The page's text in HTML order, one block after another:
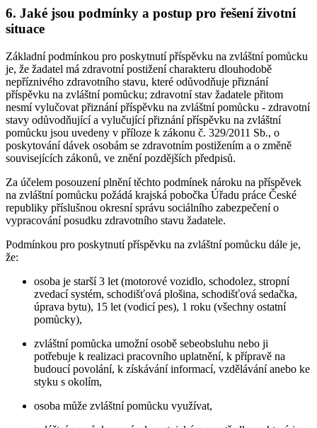
6. Jaké jsou podmínky a postup pro řešení životní
situace
Základní podmínkou pro poskytnutí příspěvku na zvláštní pomůcku
je, že žadatel má zdravotní postižení charakteru dlouhodobě
nepříznivého zdravotního stavu, které odůvodňuje přiznání
příspěvku na zvláštní pomůcku; zdravotní stav žadatele přitom
nesmí vylučovat přiznání příspěvku na zvláštní pomůcku - zdravotní
stavy odůvodňující a vylučující přiznání příspěvku na zvláštní
pomůcku jsou uvedeny v příloze k zákonu č. 329/2011 Sb., o
poskytování dávek osobám se zdravotním postižením a o změně
souvisejících zákonů, ve znění pozdějších předpisů.
Za účelem posouzení plnění těchto podmínek nároku na příspěvek
na zvláštní pomůcku požádá krajská pobočka Úřadu práce České
republiky příslušnou okresní správu sociálního zabezpečení o
vypracování posudku zdravotního stavu žadatele.
Podmínkou pro poskytnutí příspěvku na zvláštní pomůcku dále je,
že:
osoba je starší 3 let (motorové vozidlo, schodolez, stropní
zvedací systém, schodišťová plošina, schodišťová sedačka,
úprava bytu), 15 let (vodicí pes), 1 roku (všechny ostatní
pomůcky),
zvláštní pomůcka umožní osobě sebeobsluhu nebo ji
potřebuje k realizaci pracovního uplatnění, k přípravě na
budoucí povolání, k získávání informací, vzdělávání anebo ke
styku s okolím,
osoba může zvláštní pomůcku využívat,